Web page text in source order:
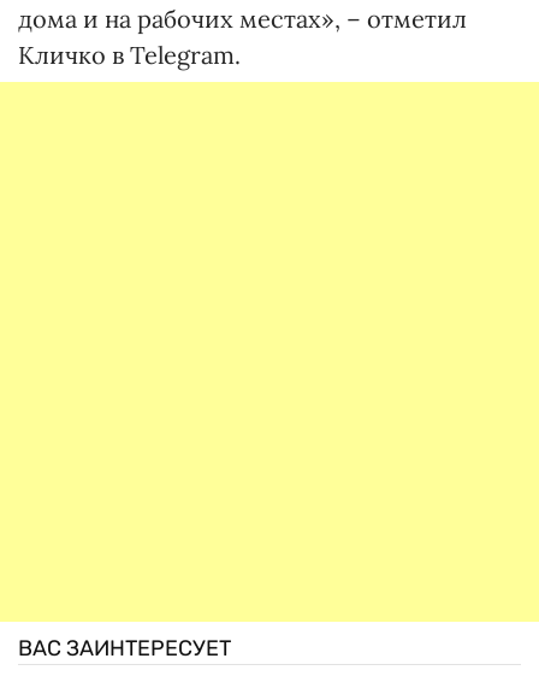
дома и на рабочих местах», – отметил
Кличко в Telegram.
ВАС ЗАИНТЕРЕСУЕТ